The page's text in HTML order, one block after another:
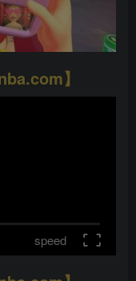
】
speed